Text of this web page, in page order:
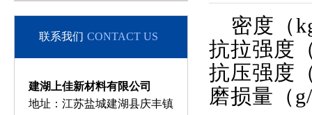
密度（
抗拉强度
抗压强度
磨损量（
联系我们 CONTACT US
建湖上佳新材料有限公司
地址：江苏盐城建湖县庆丰镇